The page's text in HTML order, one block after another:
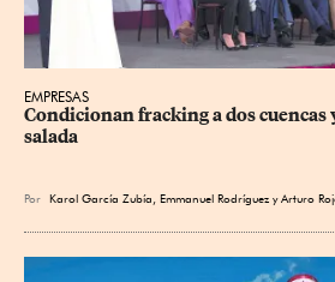
EMPRESAS
Condicionan fracking a dos cuencas
salada
Por Karol García Zubía, Emmanuel Rodríguez yArturo